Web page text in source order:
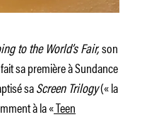
to the World’s Fair,son
sa première à Sundance
saScreen Trilogy(« la
à la «Teen